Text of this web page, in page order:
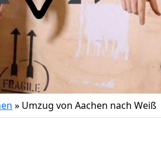
» Umzug von Aachen nach Weiß